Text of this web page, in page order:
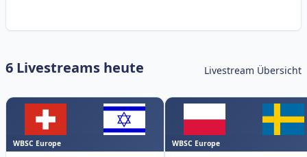
6 Livestreams heute Livestream Übersicht
WBSC Europe WBSC Europe